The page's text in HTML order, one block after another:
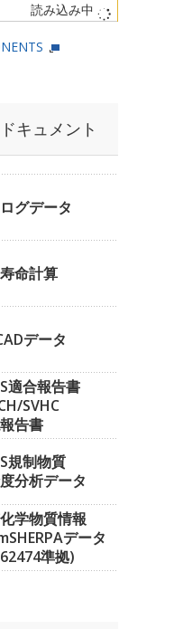
読み込み中
キュメント
グデータ
命計算
データ
適合報告書
SVHC
告書
規制物質
分析データ
学物質情報
データ
準拠)